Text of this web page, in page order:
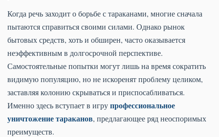
Когда речь заходит о борьбе с тараканами, многие сначала
пытаются справиться своими силами. Однако рынок
бытовых средств, хоть и обширен, часто оказывается
неэффективным в долгосрочной перспективе.
Самостоятельные попытки могут лишь на время сократить
видимую популяцию, но не искоренят проблему целиком,
заставляя колонию скрываться и приспосабливаться.
Именно здесь вступает в игрупрофессиональное
уничтожение тараканов, предлагающее ряд неоспоримых
преимуществ.